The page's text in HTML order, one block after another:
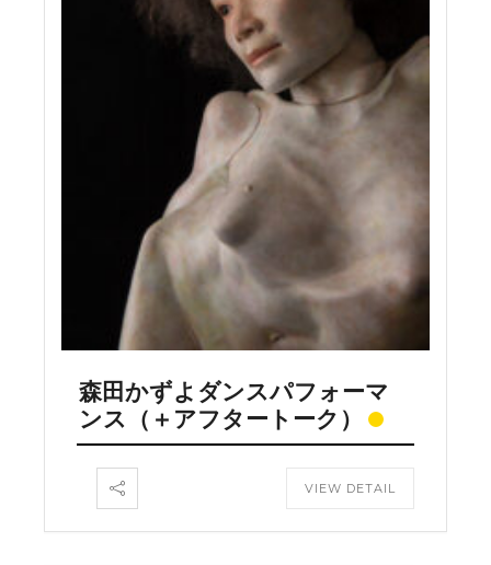
森田かずよダンスパフォーマ
ンス（＋アフタートーク）
VIEW DETAIL